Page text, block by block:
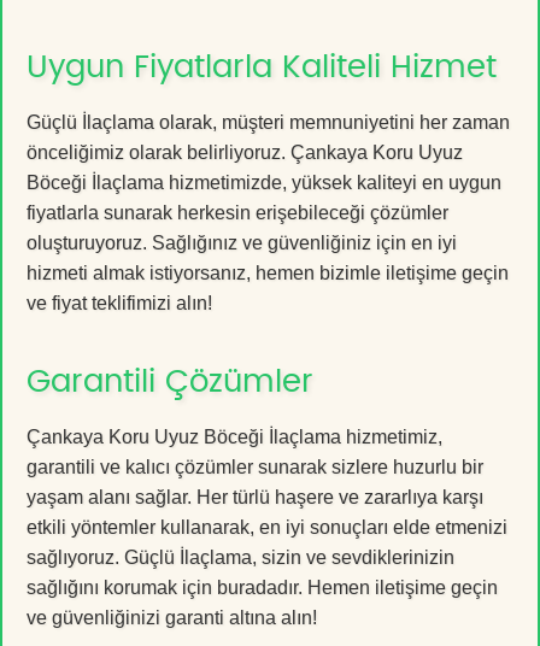
Uygun Fiyatlarla Kaliteli Hizmet
Güçlü İlaçlama olarak, müşteri memnuniyetini her zaman
önceliğimiz olarak belirliyoruz. Çankaya Koru Uyuz
Böceği İlaçlama hizmetimizde, yüksek kaliteyi en uygun
fiyatlarla sunarak herkesin erişebileceği çözümler
oluşturuyoruz. Sağlığınız ve güvenliğiniz için en iyi
hizmeti almak istiyorsanız, hemen bizimle iletişime geçin
ve fiyat teklifimizi alın!
Garantili Çözümler
Çankaya Koru Uyuz Böceği İlaçlama hizmetimiz,
garantili ve kalıcı çözümler sunarak sizlere huzurlu bir
yaşam alanı sağlar. Her türlü haşere ve zararlıya karşı
etkili yöntemler kullanarak, en iyi sonuçları elde etmenizi
sağlıyoruz. Güçlü İlaçlama, sizin ve sevdiklerinizin
sağlığını korumak için buradadır. Hemen iletişime geçin
ve güvenliğinizi garanti altına alın!